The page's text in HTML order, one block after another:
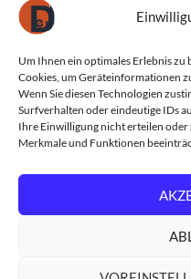
Um Ihnen ein optimales Erlebnis
Cookies, um Geräteinformationen
Wenn Sie diesen Technologien
Surfverhalten oder eindeutige IDs
Ihre Einwilligung nicht erteilen
Merkmale und Funktionen
Registrieren
Eintrags-Feed
Kommentar-Feed
WordPress.org